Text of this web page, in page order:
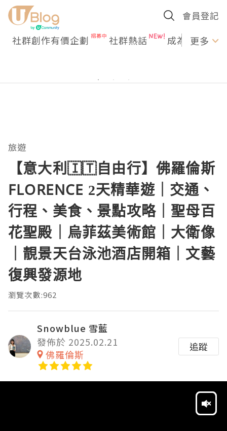
會員登記
社群創作有價企劃 社群熱話 成為U更多
旅遊
【意大利🇮🇹自由行】佛羅倫斯
FLORENCE 2天精華遊｜交通、
行程、美食、景點攻略｜聖母百
花聖殿｜烏菲茲美術館｜大衛像
｜靚景天台泳池酒店開箱｜文藝
復興發源地
瀏覽次數:962
Snowblue 雪藍
發佈於 2025.02.21
佛羅倫斯
追蹤